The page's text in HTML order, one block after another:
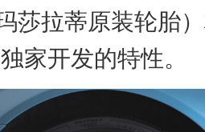
莎拉蒂原装轮胎
家开发的特性。